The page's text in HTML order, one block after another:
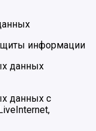
информации
данных
данных с